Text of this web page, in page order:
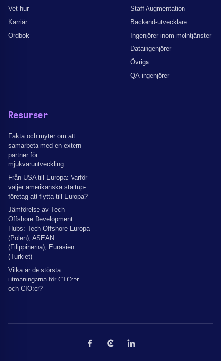
Vet hur
Karriär
Ordbok
Staff Augmentation
Backend-utvecklare
Ingenjörer inom molntjänster
Dataingenjörer
Övriga
QA-ingenjörer
Resurser
Fakta och myter om att
samarbeta med en extern
partner för
mjukvaruutveckling
Från USA till Europa: Varför
väljer amerikanska startup-
företag att flytta till Europa?
Jämförelse av Tech
Offshore Development
Hubs: Tech Offshore Europa
(Polen), ASEAN
(Filippinerna), Eurasien
(Turkiet)
Vilka är de största
utmaningarna för CTO:er
och CIO:er?